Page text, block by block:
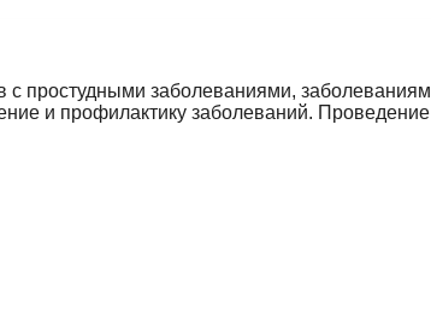
с простудными заболеваниями,
и профилактику заболеваний.